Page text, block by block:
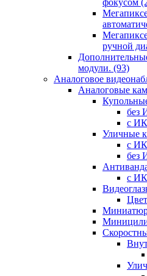
фокусом
ручной
модули. (93)
Аналоговое
Аналоговые
без
с
Уличные
с
без
с